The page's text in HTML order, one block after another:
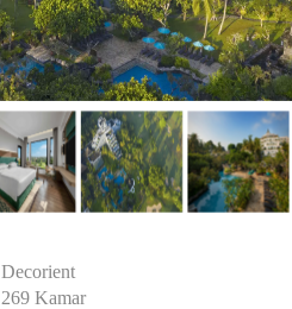
Decorient
269 Kamar